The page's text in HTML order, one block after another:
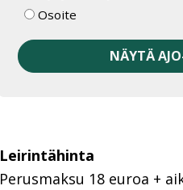
Leirintähinta
Perusmaksu 18 euroa +
Osoite